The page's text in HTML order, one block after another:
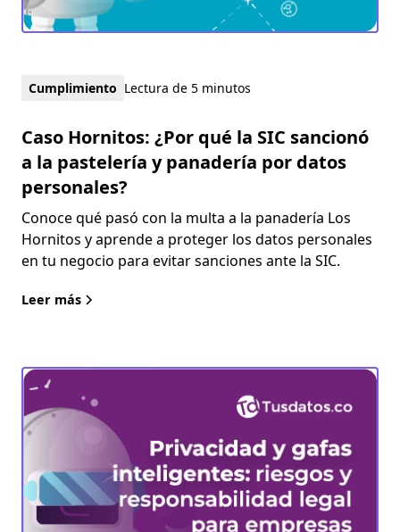
Cumplimiento Lectura de 5 minutos
Caso Hornitos: ¿Por qué la SIC sancionó
a la pastelería y panadería por datos
personales?
Conoce qué pasó con la multa a la panadería Los
Hornitos y aprende a proteger los datos personales
en tu negocio para evitar sanciones ante la SIC.
Leer más